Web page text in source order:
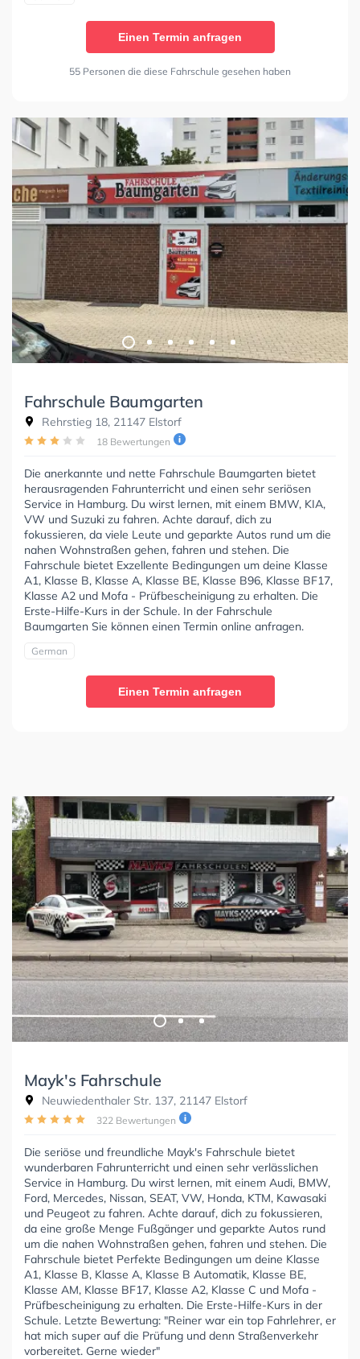
Einen Termin anfragen
55 Personen die diese Fahrschule gesehen haben
Fahrschule Baumgarten
Rehrstieg 18, 21147 Elstorf
18 Bewertungen
Die anerkannte und nette Fahrschule Baumgarten bietet
herausragenden Fahrunterricht und einen sehr seriösen
Service in Hamburg. Du wirst lernen, mit einem BMW, KIA,
VW und Suzuki zu fahren. Achte darauf, dich zu
fokussieren, da viele Leute und geparkte Autos rund um die
nahen Wohnstraßen gehen, fahren und stehen. Die
Fahrschule bietet Exzellente Bedingungen um deine Klasse
A1, Klasse B, Klasse A, Klasse BE, Klasse B96, Klasse BF17,
Klasse A2 und Mofa - Prüfbescheinigung zu erhalten. Die
Erste-Hilfe-Kurs in der Schule. In der Fahrschule
Baumgarten Sie können einen Termin online anfragen.
German
Einen Termin anfragen
Mayk's Fahrschule
Neuwiedenthaler Str. 137, 21147 Elstorf
322 Bewertungen
Die seriöse und freundliche Mayk's Fahrschule bietet
wunderbaren Fahrunterricht und einen sehr verlässlichen
Service in Hamburg. Du wirst lernen, mit einem Audi, BMW,
Ford, Mercedes, Nissan, SEAT, VW, Honda, KTM, Kawasaki
und Peugeot zu fahren. Achte darauf, dich zu fokussieren,
da eine große Menge Fußgänger und geparkte Autos rund
um die nahen Wohnstraßen gehen, fahren und stehen. Die
Fahrschule bietet Perfekte Bedingungen um deine Klasse
A1, Klasse B, Klasse A, Klasse B Automatik, Klasse BE,
Klasse AM, Klasse BF17, Klasse A2, Klasse C und Mofa -
Prüfbescheinigung zu erhalten. Die Erste-Hilfe-Kurs in der
Schule. Letzte Bewertung: "Reiner war ein top Fahrlehrer, er
hat mich super auf die Prüfung und denn Straßenverkehr
vorbereitet. Gerne wieder"